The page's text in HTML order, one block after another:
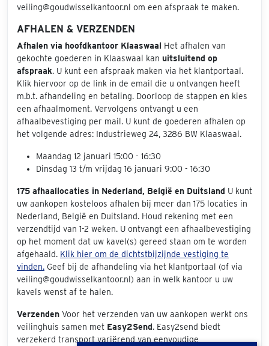
veiling@goudwisselkantoor.nl om een afspraak te maken.
AFHALEN & VERZENDEN
Afhalen via hoofdkantoor Klaaswaal Het afhalen van
gekochte goederen in Klaaswaal kan uitsluitend op
afspraak. U kunt een afspraak maken via het klantportaal.
Klik hiervoor op de link in de email die u ontvangen heeft
m.b.t. afhandeling en betaling. Doorloop de stappen en kies
een afhaalmoment. Vervolgens ontvangt u een
afhaalbevestiging per mail. U kunt de goederen afhalen op
het volgende adres: Industrieweg 24, 3286 BW Klaaswaal.
Maandag 12 januari 15:00 - 16:30
Dinsdag 13 t/m vrijdag 16 januari 9:00 - 16:30
175 afhaallocaties in Nederland, België en Duitsland U kunt
uw aankopen kosteloos afhalen bij meer dan 175 locaties in
Nederland, België en Duitsland. Houd rekening met een
verzendtijd van 1-2 weken. U ontvangt een afhaalbevestiging
op het moment dat uw kavel(s) gereed staan om te worden
afgehaald. Klik hier om de dichtstbijzijnde vestiging te
vinden. Geef bij de afhandeling via het klantportaal (of via
veiling@goudwisselkantoor.nl) aan in welk kantoor u uw
kavels wenst af te halen.
Verzenden Voor het verzenden van uw aankopen werkt ons
veilinghuis samen met Easy2Send. Easy2send biedt
verzekerd transport variërend van eenvoudige